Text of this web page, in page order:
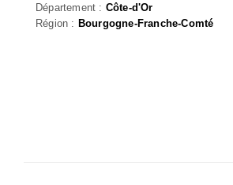
Département : Côte-d'Or
Région : Bourgogne-Franche-Comté